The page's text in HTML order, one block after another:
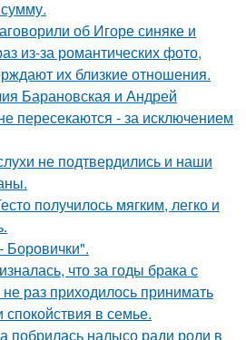
об Игоре синяке и
из-за романтических фото,
их близкие отношения.
Барановская и Андрей
пересекаются - за исключением
не подтвердились и наши
получилось мягким, легко и
Боровички".
что за годы брака с
раз приходилось принимать
в семье.
побрилась налысо ради роли в